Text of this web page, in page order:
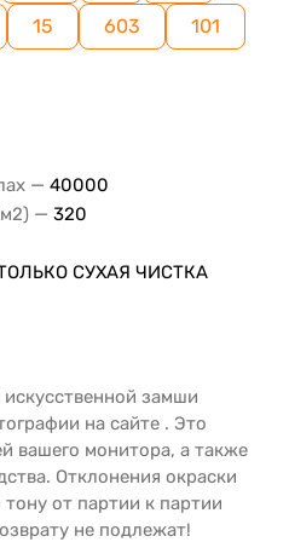
15 603
101
— 40000
— 320
СУХАЯ ЧИСТКА
замши
на сайте . Это
вашего монитора, а также
Отклонения окраски
от партии к партии
не подлежат!